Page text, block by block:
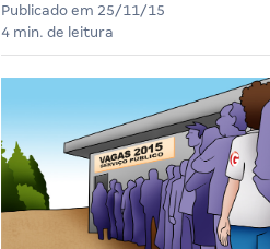
Publicado em 25/11/15
4 min. de leitura